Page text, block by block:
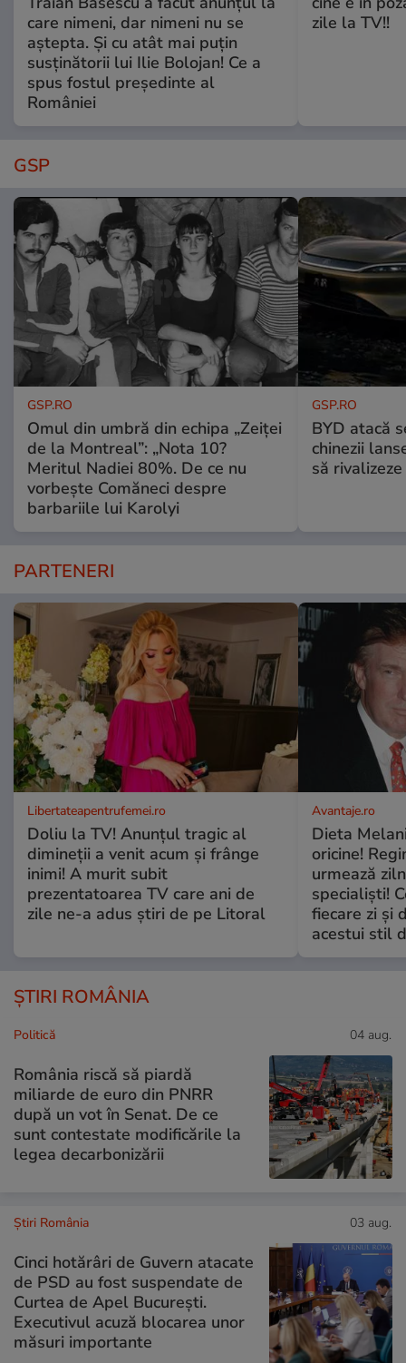
care nimeni, dar nimeni nu se
aștepta. Și cu atât mai puțin
susținătorii lui Ilie Bolojan! Ce a
spus fostul președinte al
României
zile la TV!!
GSP
GSP.RO
Omul din umbră din echipa „Zeiței
de la Montreal”: „Nota 10?
Meritul Nadiei 80%. De ce nu
vorbește Comăneci despre
barbariile lui Karolyi
GSP.RO
BYD atacă
chinezii
să
PARTENERI
Libertateapentrufemei.ro
Doliu la TV! Anunțul tragic al
dimineții a venit acum și frânge
inimi! A murit subit
prezentatoarea TV care ani de
zile ne-a adus știri de pe Litoral
Avantaje.ro
Dieta
oricine!
urmează
specialiști!
fiecare zi și
acestui stil
ȘTIRI ROMÂNIA
Politică 04 aug.
România riscă să piardă
miliarde de euro din PNRR
după un vot în Senat. De ce
sunt contestate modificările la
legea decarbonizării
Știri România 03 aug.
Cinci hotărâri de Guvern atacate
de PSD au fost suspendate de
Curtea de Apel București.
Executivul acuză blocarea unor
măsuri importante